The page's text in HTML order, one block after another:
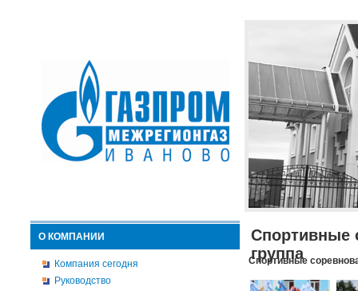
О КОМПАНИИ
Компания сегодня
Руководство
Спортивные
группа
Спортивные